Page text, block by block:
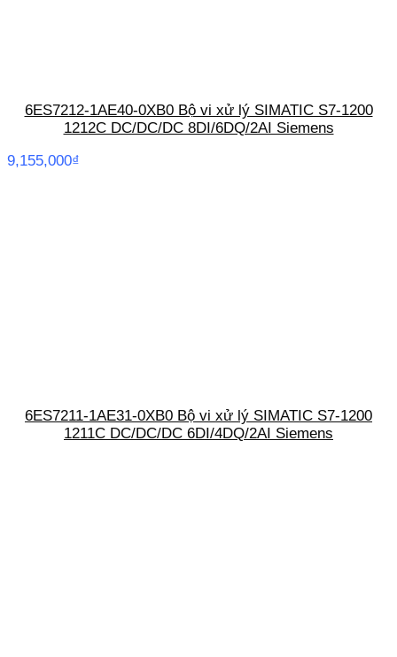
6ES7212-1AE40-0XB0 Bộ vi xử lý SIMATIC S7-1200
1212C DC/DC/DC 8DI/6DQ/2AI Siemens
9,155,000₫
6ES7211-1AE31-0XB0 Bộ vi xử lý SIMATIC S7-1200
1211C DC/DC/DC 6DI/4DQ/2AI Siemens